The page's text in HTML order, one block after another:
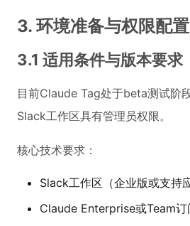
3. 环境准备与权限配置
3.1 适用条件与版本要求
目前Claude Tag处于beta测试阶
Slack工作区具有管理员权限。
核心技术要求：
Slack工作区（企业版或支持
Claude Enterprise或Team订